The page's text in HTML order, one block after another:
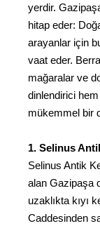
yerdir.
hitap eder:
arayanlar için
vaat eder.
mağaralar ve
dinlendirici
mükemmel bir
1. Selinus
Selinus Antik
alan Gazipaşa
uzaklıkta kıyı
Caddesinden